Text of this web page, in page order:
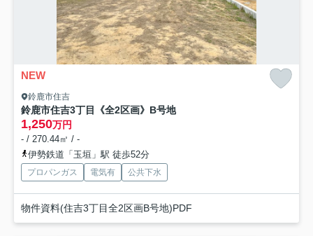
NEW
鈴鹿市住吉
鈴鹿市住吉3丁目《全2区画》B号地
1,250万円
- / 270.44㎡ / -
伊勢鉄道「玉垣」駅 徒歩52分
プロパンガス 電気有 公共下水
物件資料(住吉3丁目全2区画B号地)PDF